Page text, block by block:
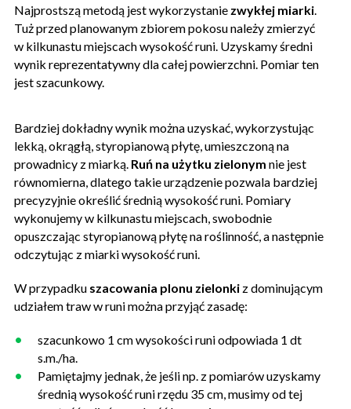
Najprostszą metodą jest wykorzystanie zwykłej miarki.
Tuż przed planowanym zbiorem pokosu należy zmierzyć
w kilkunastu miejscach wysokość runi. Uzyskamy średni
wynik reprezentatywny dla całej powierzchni. Pomiar ten
jest szacunkowy.
Bardziej dokładny wynik można uzyskać, wykorzystując
lekką, okrągłą, styropianową płytę, umieszczoną na
prowadnicy z miarką. Ruń na użytku zielonym nie jest
równomierna, dlatego takie urządzenie pozwala bardziej
precyzyjnie określić średnią wysokość runi. Pomiary
wykonujemy w kilkunastu miejscach, swobodnie
opuszczając styropianową płytę na roślinność, a następnie
odczytując z miarki wysokość runi.
W przypadku szacowania plonu zielonki z dominującym
udziałem traw w runi można przyjąć zasadę:
szacunkowo 1 cm wysokości runi odpowiada 1 dt
s.m./ha.
Pamiętajmy jednak, że jeśli np. z pomiarów uzyskamy
średnią wysokość runi rzędu 35 cm, musimy od tej